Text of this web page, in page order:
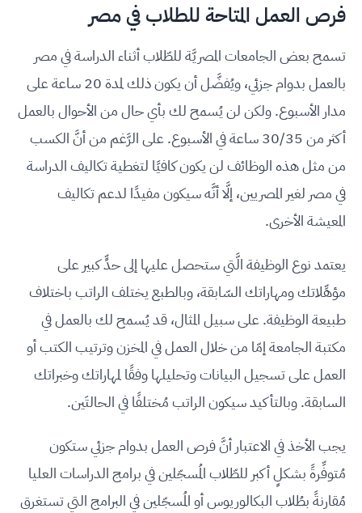
فرص العمل المتاحة للطلاب في مصر
تسمح بعض الجامعات المصريَّة للطّلاب أثناء الدراسة في مصر
بالعمل بدوام جزئي، ويُفضَّل أن يكون ذلك لمدة 20 ساعة على
مدار الأسبوع. ولكن لن يُسمح لك بأي حال من الأحوال بالعمل
أكثر من 30/35 ساعة في الأسبوع. على الرَّغم من أنَّ الكسب
من مثل هذه الوظائف لن يكون كافيًا لتغطية تكاليف الدراسة
في مصر لغير المصريين، إلَّا أنَّه سيكون مفيدًا لدعم تكاليف
المعيشة الأخرى.
يعتمد نوع الوظيفة الَّتي ستحصل عليها إلى حدٍّ كبير على
مؤهِّلاتك ومهاراتك السّابقة، وبالطبع يختلف الراتب باختلاف
طبيعة الوظيفة. على سبيل المثال، قد يُسمح لك بالعمل في
مكتبة الجامعة إمّا من خلال العمل في المخزن وترتيب الكتب أو
العمل على تسجيل البيانات وتحليلها وفقًا لمهاراتك وخبراتك
السابقة. وبالتأكيد سيكون الراتب مُختلفًا في الحالتَين.
يجب الأخذ في الاعتبار أنَّ فرص العمل بدوام جزئي ستكون
مُتوفِّرةً بشكلٍ أكبر للطّلاب المُسجّلين في برامج الدراسات العليا
مُقارنةً بطُلاب البكالوريوس أو المُسجّلين في البرامج التي تستغرق